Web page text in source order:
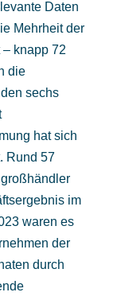
Daten
Mehrheit der
knapp 72
die
sechs
hat sich
Rund 57
im
waren es
der
durch